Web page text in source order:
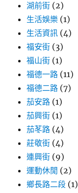
湖前街 (2)
生活娛樂 (1)
生活資訊 (4)
福安街 (3)
福山街 (1)
福德一路 (11)
福德二路 (7)
茄安路 (1)
茄興街 (1)
茄苳路 (4)
莊敬街 (4)
連興街 (9)
運動休閒 (2)
鄉長路二段 (1)